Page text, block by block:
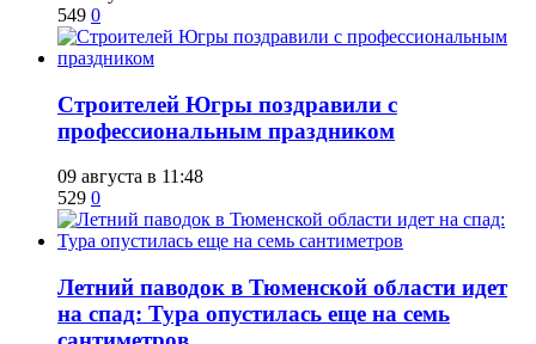
549 0
​Строителей Югры поздравили с
профессиональным праздником
09 августа в 11:48
529 0
​Летний паводок в Тюменской области идет
на спад: Тура опустилась еще на семь